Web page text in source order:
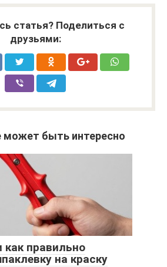
статья? Поделиться с
друзьями:
может быть интересно
правильно
на краску